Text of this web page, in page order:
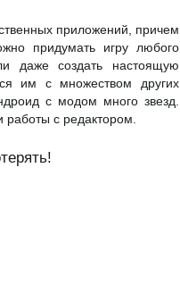
приложений, причем
придумать игру любого
даже создать настоящую
им с множеством других
с модом много звезд.
работы с редактором.